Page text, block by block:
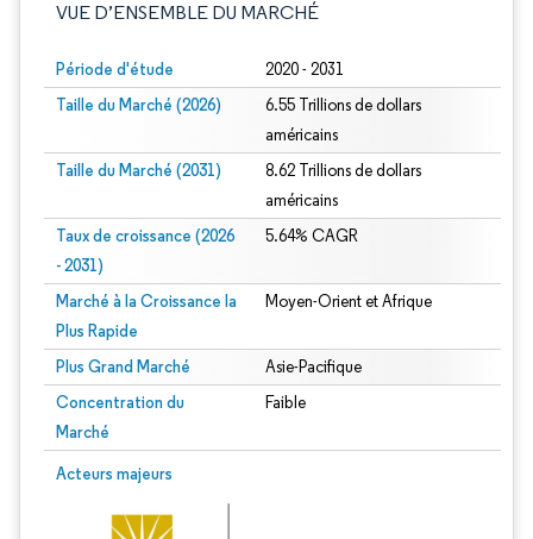
VUE D’ENSEMBLE DU MARCHÉ
Période d'étude 2020 - 2031
Taille du Marché (2026)
6.55 Trillions de dollars
américains
Taille du Marché (2031)
8.62 Trillions de dollars
américains
Taux de croissance (2026
- 2031)
5.64% CAGR
Marché à la Croissance la
Plus Rapide
Moyen-Orient et Afrique
Plus Grand Marché Asie-Pacifique
Concentration du
Marché
Faible
Acteurs majeurs
Image © Mordor Intelligence. La réutilisation nécessite une attribution sous CC